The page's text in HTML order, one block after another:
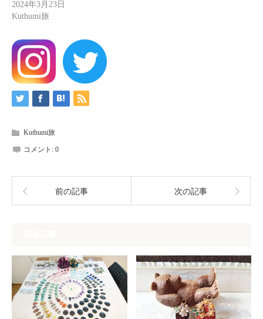
2024年3月23日
Kuthumi旅
Kuthumi旅
コメント: 0
前の記事 次の記事